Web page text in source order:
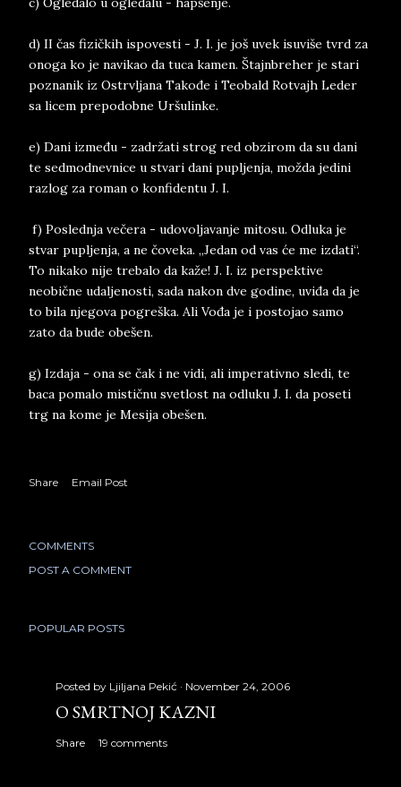
d) II čas fizičkih ispovesti - J. I. je još uvek isuviše tvrd za
onoga ko je navikao da tuca kamen. Štajnbreher je stari
poznanik iz Ostrvljana Takođe i Teobald Rotvajh Leder
sa licem prepodobne Uršulinke.
e) Dani između - zadržati strog red obzirom da su dani
te sedmodnevnice u stvari dani pupljenja, možda jedini
razlog za roman o konfidentu J. I.
f) Poslednja večera - udovoljavanje mitosu. Odluka je
stvar pupljenja, a ne čoveka. „Jedan od vas će me izdati“.
To nikako nije trebalo da kaže! J. I. iz perspektive
neobične udaljenosti, sada nakon dve godine, uviđa da je
to bila njegova pogreška. Ali Vođa je i postojao samo
zato da bude obešen.
g) Izdaja - ona se čak i ne vidi, ali imperativno sledi, te
baca pomalo mističnu svetlost na odluku J. I. da poseti
trg na kome je Mesija obešen.
Share Email Post
COMMENTS
POST A COMMENT
POPULAR POSTS
Posted by Ljiljana Pekić November 24, 2006
O SMRTNOJ KAZNI
Share 19 comments